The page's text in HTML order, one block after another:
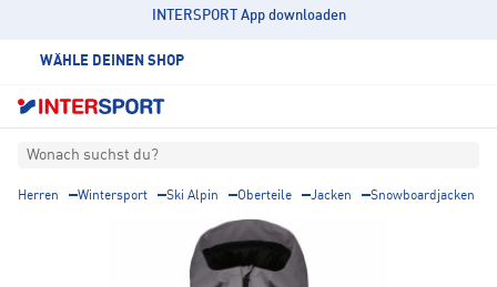
INTERSPORT App downloaden
WÄHLE DEINEN SHOP
Wonach suchst du?
Herren Wintersport Ski Alpin Oberteile Jacken Snowboardjacken